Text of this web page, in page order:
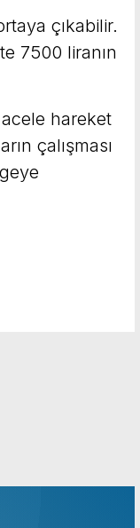
çıkabilir.
7500 liranın
hareket
çalışması